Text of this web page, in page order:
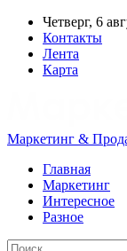
Четверг, 6
Контакты
Лента
Карта
Маркетинг &
Главная
Маркетинг
Интересное
Разное